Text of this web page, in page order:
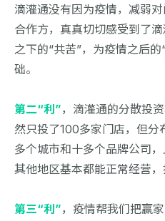
滴灌通没有因为疫情，减弱
合作方，真真切切感受到了
之下的“共苦”，为疫情之后
础。
第二“利”，滴灌通的分散投
然只投了100多家门店，但
多个城市和十多个品牌公司
其他地区基本都能正常经营，
第三“利”，疫情帮我们把赢